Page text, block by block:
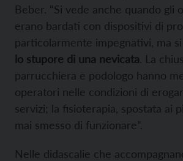
Beber. “Si vede anche quando gli
erano bardati con dispositivi di
particolarmente impegnativi, ma
lo stupore di una nevicata. La
parrucchiera e podologo hanno
operatori nelle condizioni di
servizi; la fisioterapia, spostata ai
mai smesso di funzionare”.
Nelle didascalie che